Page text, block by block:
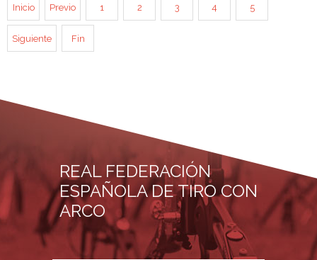
Inicio Previo 1 2 3 4 5
Siguiente Fin
REAL FEDERACIÓN
ESPAÑOLA DE TIRO CON
ARCO